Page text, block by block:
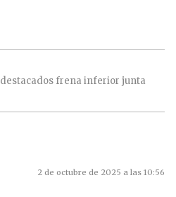
destacados frena inferior junta
2 de octubre de 2025 a las 10:56